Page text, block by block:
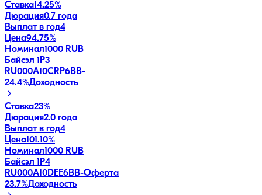
Ставка14.25%
Дюрация0.7 года
Выплат в год4
Цена94.75%
Номинал1000 RUB
Байсэл 1Р3
RU000A10CRP6BB-
24.4%Доходность
Ставка23%
Дюрация2.0 года
Выплат в год4
Цена101.10%
Номинал1000 RUB
Байсэл 1Р4
RU000A10DEE6BB-Оферта
23.7%Доходность